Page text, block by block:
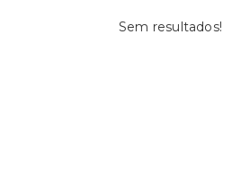
Sem resultados!